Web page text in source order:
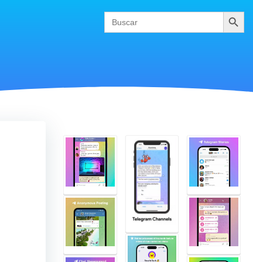
Search
for:
Buscar